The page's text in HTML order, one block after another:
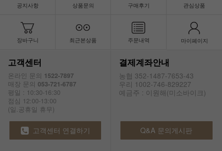
공지사항 상품문의 구매후기 관심상품
장바구니 최근본상품 주문내역 마이페이지
고객센터
온라인 문의 1522-7897
매장 문의 053-721-6787
평일 : 10:30-16:30
점심 12:00-13:00
(일.공휴일 휴무)
결제계좌안내
농협 352-1487-7653-43
우리 1002-746-829227
예금주 : 이원해(미소바이크)
고객센터 연결하기 Q&A 문의게시판